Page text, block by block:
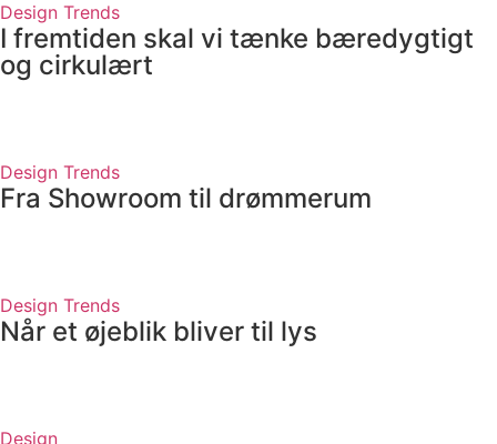
Design Trends
I fremtiden skal vi tænke bæredygtigt
og cirkulært
Design Trends
Fra Showroom til drømmerum
Design Trends
Når et øjeblik bliver til lys
Design